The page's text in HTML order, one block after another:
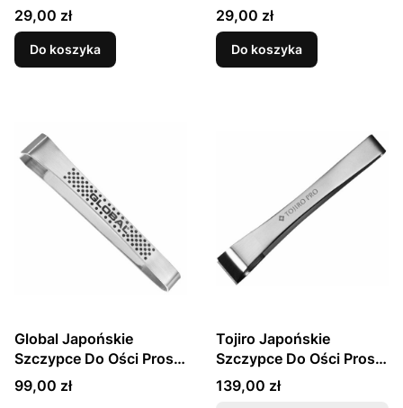
Ości Ukośne Stal
Nierdzewna 12cm MT-
1232
Cena
29,00 zł
Do koszyka
Ości Proste Stal
Nierdzewna 11,5cm MT-
1231
Cena
29,00 zł
Do koszyka
Global Japońskie
Szczypce Do Ości Proste
Stal Nierdzewna GS-20B
Cena
99,00 zł
Tojiro Japońskie
Szczypce Do Ości Proste
F-642
Cena
139,00 zł